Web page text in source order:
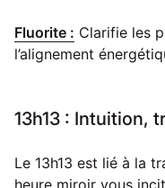
Fluorite : Clarifie les
l’alignement
13h13 : Intuition,
Le 13h13 est lié à la